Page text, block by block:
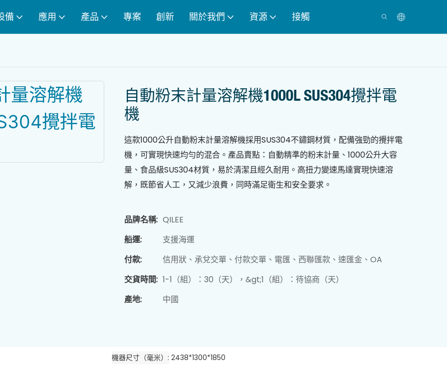
備 應用 產品 專案 創新 關於我們 資源 接觸
自動粉末計量溶解機1000L SUS304攪拌電
機
這款1000公升自動粉末計量溶解機採用SUS304不鏽鋼材質，配備強勁的攪拌電
機，可實現快速均勻的混合。產品賣點：自動精準的粉末計量、1000公升大容
量、食品級SUS304材質，易於清潔且經久耐用。高扭力變速馬達實現快速溶
解，既節省人工，又減少浪費，同時滿足衛生和安全要求。
品牌名稱: QILEE
船運:
支援海運
付款:
信用狀、承兌交單、付款交單、電匯、西聯匯款、速匯金、OA
交貨時間: 1-1（組）：30（天），&gt;1（組）：待協商（天）
產地:
中國
機器尺寸（毫米） 2438*1300*1850